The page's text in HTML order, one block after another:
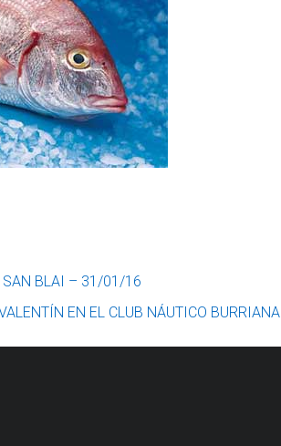
SAN BLAI – 31/01/16
EN EL CLUB NÁUTICO BURRIANA